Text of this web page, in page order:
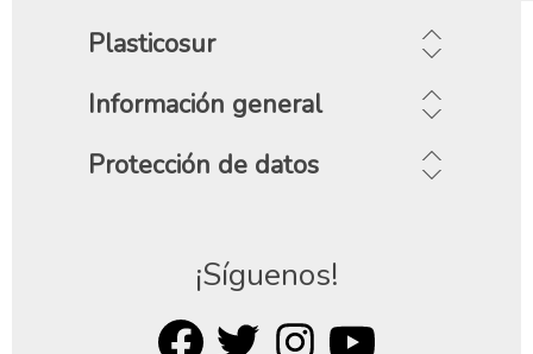
Plasticosur
Información general
Protección de datos
¡Síguenos!